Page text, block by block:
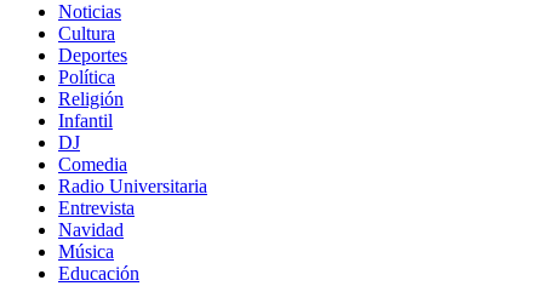
Noticias
Cultura
Deportes
Política
Religión
Infantil
DJ
Comedia
Radio Universitaria
Entrevista
Navidad
Música
Educación